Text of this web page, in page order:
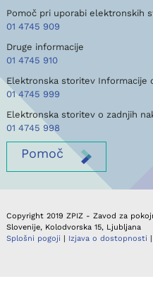
Pomoč pri uporabi elektronskih
01 4745 909
Druge informacije
01 4745 910
Elektronska storitev Informacije
01 4745 999
Elektronska storitev o zadnjih
01 4745 998
Pomoč
Copyright 2019 ZPIZ - Zavod za
Slovenije, Kolodvorska 15, Ljubljana
Splošni pogoji | Izjava o dostopnosti |